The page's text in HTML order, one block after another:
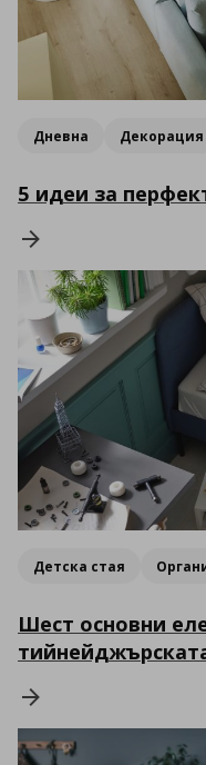
Дневна Декорация
5 идеи за
Детска стая
Шест основни